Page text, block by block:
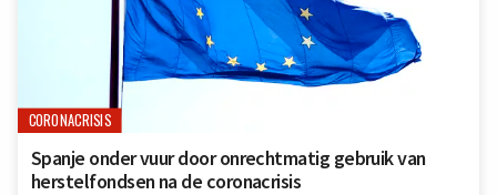
CORONACRISIS
Spanje onder vuur door onrechtmatig gebruik van
herstelfondsen na de coronacrisis